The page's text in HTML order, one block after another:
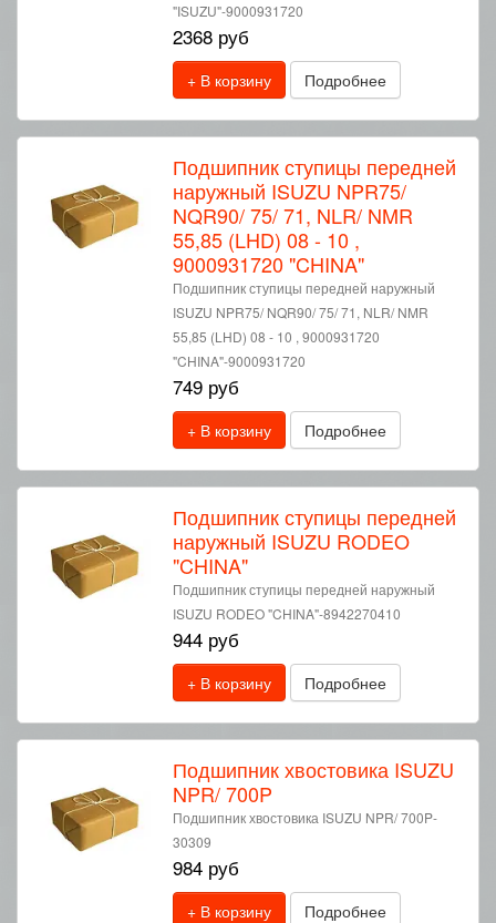
"ISUZU"-9000931720
2368 руб
+ В корзину Подробнее
Подшипник ступицы передней
наружный ISUZU NPR75/
NQR90/ 75/ 71, NLR/ NMR
55,85 (LHD) 08 - 10 ,
9000931720 "CHINA"
Подшипник ступицы передней наружный
ISUZU NPR75/ NQR90/ 75/ 71, NLR/ NMR
55,85 (LHD) 08 - 10 , 9000931720
"CHINA"-9000931720
749 руб
+ В корзину Подробнее
Подшипник ступицы передней
наружный ISUZU RODEO
"CHINA"
Подшипник ступицы передней наружный
ISUZU RODEO "CHINA"-8942270410
944 руб
+ В корзину Подробнее
Подшипник хвостовика ISUZU
NPR/ 700P
Подшипник хвостовика ISUZU NPR/ 700P-
30309
984 руб
+ В корзину Подробнее